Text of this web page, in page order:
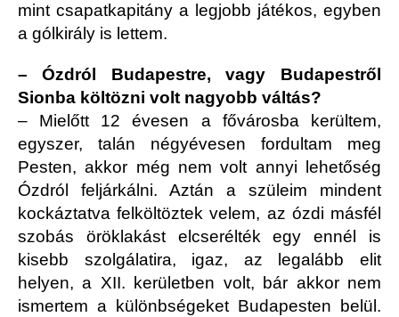
mint csapatkapitány a legjobb játékos, egyben
a gólkirály is lettem.
– Ózdról Budapestre, vagy Budapestről
Sionba költözni volt nagyobb váltás?
– Mielőtt 12 évesen a fővárosba kerültem,
egyszer, talán négyévesen fordultam meg
Pesten, akkor még nem volt annyi lehetőség
Ózdról feljárkálni. Aztán a szüleim mindent
kockáztatva felköltöztek velem, az ózdi másfél
szobás öröklakást elcserélték egy ennél is
kisebb szolgálatira, igaz, az legalább elit
helyen, a XII. kerületben volt, bár akkor nem
ismertem a különbségeket Budapesten belül.